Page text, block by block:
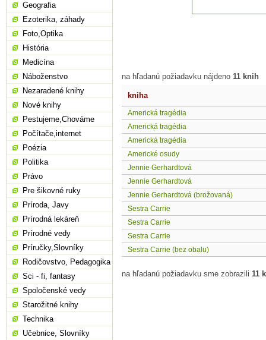
na hľadanú požiadavku nájdeno 11 knih
kniha
Americká tragédia
Americká tragédia
Americká tragédia
Americké osudy
Jennie Gerhardtová
Jennie Gerhardtová
Jennie Gerhardtová (brožovaná)
Sestra Carrie
Sestra Carrie
Sestra Carrie
Sestra Carrie (bez obalu)
na hľadanú požiadavku sme zobrazili 11
Geografia
Ezoterika, záhady
Foto,Optika
História
Medicína
Náboženstvo
Nezaradené knihy
Nové knihy
Pestujeme,Chováme
Počítače,internet
Poézia
Politika
Právo
Pre šikovné ruky
Príroda, Javy
Prírodná lekáreň
Prírodné vedy
Príručky,Slovníky
Rodičovstvo, Pedagogika
Sci - fi, fantasy
Spoločenské vedy
Starožitné knihy
Technika
Učebnice, Slovníky